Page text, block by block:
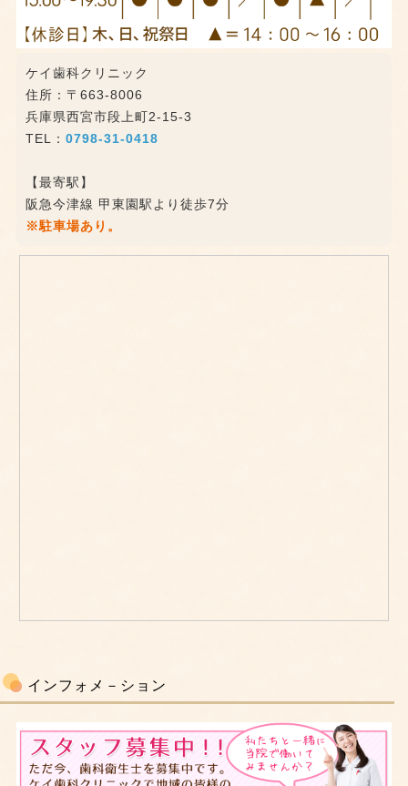
ケイ歯科クリニック
住所：〒663-8006
兵庫県西宮市段上町2-15-3
TEL： 0798-31-0418
【最寄駅】
阪急今津線 甲東園駅より徒歩7分
※駐車場あり。
インフォメ－ション